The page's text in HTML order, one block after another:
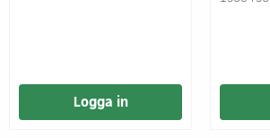
Logga in